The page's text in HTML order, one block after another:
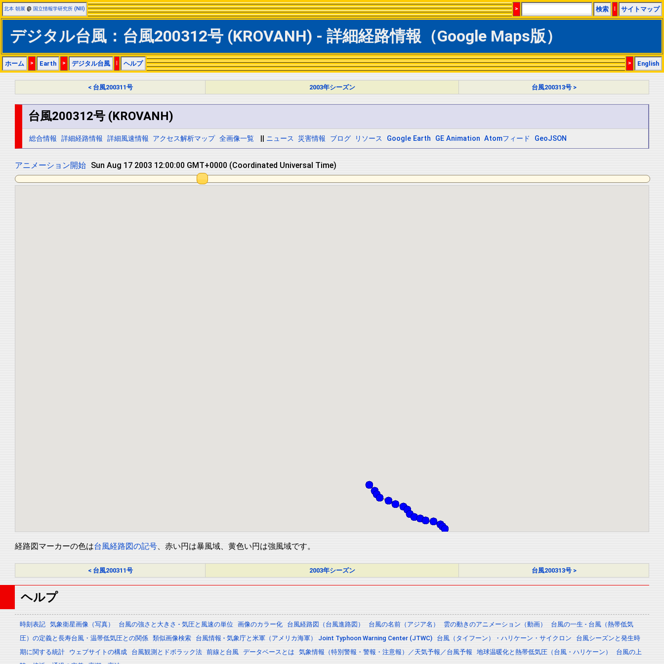
北本 朝展 @ 国立情報学研究所 (NII) > 検索 | サイトマップ
デジタル台風：台風200312号 (KROVANH) - 詳細経路情報（Google Maps版）
ホーム > Earth > デジタル台風 | ヘルプ > English
< 台風200311号 2003年シーズン 台風200313号 >
台風200312号 (KROVANH)
総合情報 詳細経路情報 詳細風速情報 アクセス解析マップ 全画像一覧 ニュース 災害情報 ブログ リソース Google Earth GE Animation Atomフィード GeoJSON
アニメーション開始 Mon Aug 18 2003 00:00:00 GMT+0000 (Coordinated Universal Time)
経路図マーカーの色は台風経路図の記号、赤い円は暴風域、黄色い円は強風域です。
< 台風200311号 2003年シーズン 台風200313号 >
ヘルプ
時刻表記 気象衛星画像（写真） 台風の強さと大きさ - 気圧と風速の単位 画像のカラー化 台風経路図（台風進路図） 台風の名前（アジア名） 雲の動きのアニメーション（動画）
台風の一生 - 台風（熱帯低気
圧）の定義と長寿台風・温帯低気圧との関係 類似画像検索 台風情報 - 気象庁と米軍（アメリカ海軍） Joint Typhoon Warning Center (JTWC) 台風（タイフーン）・ハリケーン・サイクロン
台風シーズンと発生時
期に関する統計
ウェブサイトの構成 台風観測とドボラック法 前線と台風 データベースとは 気象情報（特別警報・警報・注意報）／天気予報／台風予報 地球温暖化と熱帯低気圧（台風・ハリケーン）
台風の上